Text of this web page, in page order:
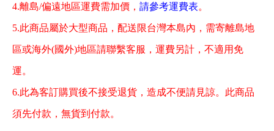
4.離島/偏遠地區運費需加價， 請參考運費表。
5.此商品屬於大型商品，配送限台灣本島內，需寄離島地
區或海外(國外)地區請聯繫客服，運費另計，不適用免
運。
6.此為客訂購買後不接受退貨，造成不便請見諒。此商品
須先付款，無貨到付款。